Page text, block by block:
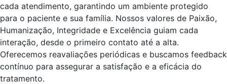
cada atendimento, garantindo um ambiente protegido
para o paciente e sua família. Nossos valores de Paixão,
Humanização, Integridade e Excelência guiam cada
interação, desde o primeiro contato até a alta.
Oferecemos reavaliações periódicas e buscamos feedback
contínuo para assegurar a satisfação e a eficácia do
tratamento.